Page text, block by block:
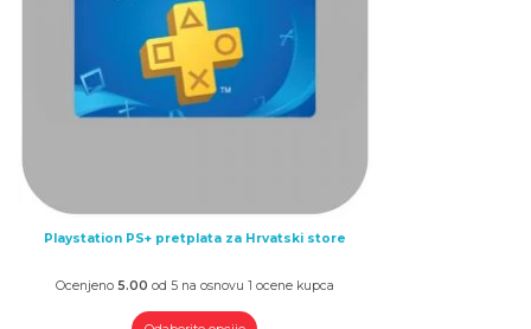
Playstation PS+ pretplata za Hrvatski store
Ocenjeno 5.00 od 5 na osnovu 1 ocene kupca